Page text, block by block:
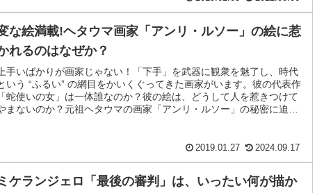
な絵満載!ヘタウマ画家「アンリ・ルソー」の絵に惹
れるのはなぜか？
手いばかりが画家じゃない！「下手」を武器に観衆を魅了し、時代
いう “ふるい” の網目をかいくぐってきた画家がいます。彼の代表作
「蛇使いの女」は一体誰なのか？彼の絵は、どうして人を惹きつけて
まないのか？元祖ヘタウマの画家「アンリ・ルソー」の秘密に迫り
2019.01.27 2024.09.17
ミケランジェロ「最後の審判」は、いったい何が描か